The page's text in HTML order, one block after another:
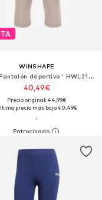
WINSHAPE
Skinny Pantalón deportivo ' HWL217C '
40,49€
Precio original: 44,99€
precio más bajo:40,49€